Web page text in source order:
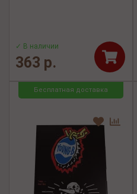
✓ В наличии
363 р.
Бесплатная доставка